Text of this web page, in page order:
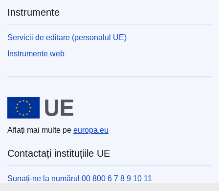
Instrumente
Servicii de editare (personalul UE)
Instrumente web
Uniunea Europeană
Aflați mai multe pe europa.eu
Contactați instituțiile UE
Sunați-ne la numărul 00 800 6 7 8 9 10 11